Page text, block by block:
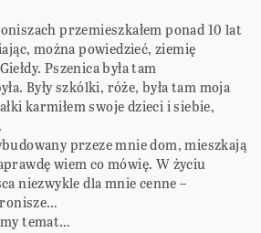
przemieszkałem ponad 10 lat
można powiedzieć, ziemię
Pszenica była tam
Były szkólki, róże, była tam moja
karmiłem swoje dzieci i siebie,
przeze mnie dom, mieszkają
wiem co mówię. W życiu
niezwykle dla mnie cenne –
temat…